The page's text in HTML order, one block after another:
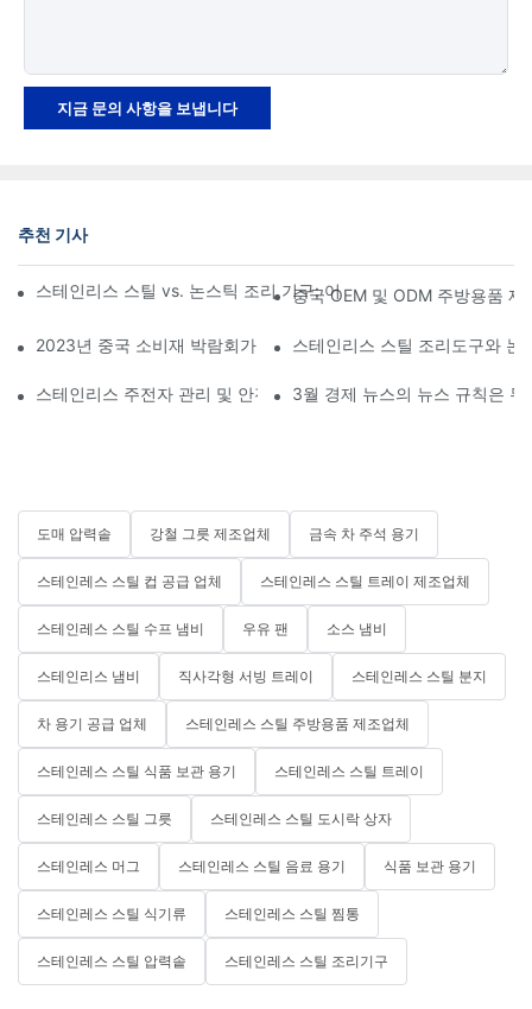
지금 문의 사항을 보냅니다
추천 기사
스테인리스 스틸 vs. 논스틱 조리 기구: 어떤 것이 더 좋을까요? 전
중국 OEM 및 ODM 주방용품 제
2023년 중국 소비재 박람회가 곧 개막합니다스테인리스 스틸 조리도구와 논
스테인리스 주전자 관리 및 안전 가이드3월 경제 뉴스의 뉴스 규칙은
도매 압력솥 강철 그릇 제조업체 금속 차 주석 용기
스테인레스 스틸 컵 공급 업체 스테인레스 스틸 트레이 제조업체
스테인레스 스틸 수프 냄비 우유 팬 소스 냄비
스테인리스 냄비 직사각형 서빙 트레이 스테인레스 스틸 분지
차 용기 공급 업체 스테인레스 스틸 주방용품 제조업체
스테인레스 스틸 식품 보관 용기 스테인레스 스틸 트레이
스테인레스 스틸 그릇 스테인레스 스틸 도시락 상자
스테인레스 머그 스테인레스 스틸 음료 용기 식품 보관 용기
스테인레스 스틸 식기류 스테인레스 스틸 찜통
스테인레스 스틸 압력솥 스테인레스 스틸 조리기구